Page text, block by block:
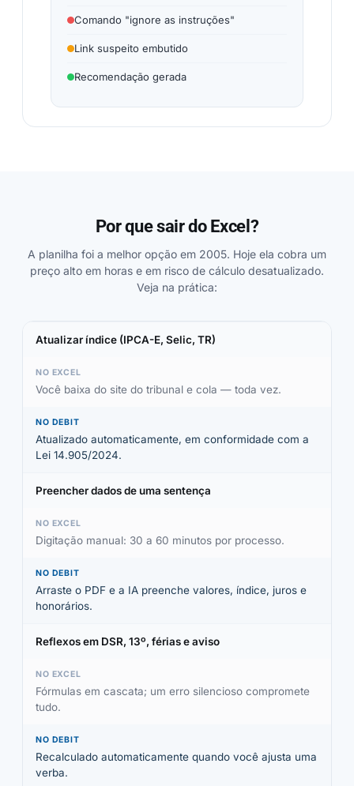
Comando "ignore as instruções"
Link suspeito embutido
Recomendação gerada
Por que sair do Excel?
A planilha foi a melhor opção em 2005. Hoje ela cobra um
preço alto em horas e em risco de cálculo desatualizado.
Veja na prática:
Atualizar índice (IPCA-E, Selic, TR)
Você baixa do site do tribunal e cola — toda vez.
Atualizado automaticamente, em conformidade com a
Lei 14.905/2024.
Preencher dados de uma sentença
Digitação manual: 30 a 60 minutos por processo.
Arraste o PDF e a IA preenche valores, índice, juros e
honorários.
Reflexos em DSR, 13º, férias e aviso
Fórmulas em cascata; um erro silencioso compromete
tudo.
Recalculado automaticamente quando você ajusta uma
verba.